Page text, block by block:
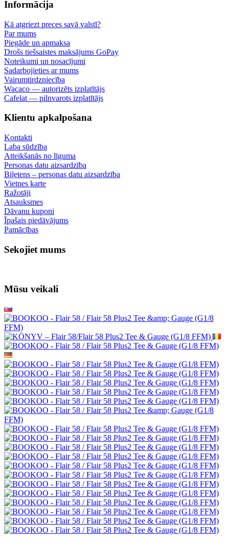
Informācija
Kā atgriezt preces savā valstī?
Par mums
Piegāde un apmaksa
Drošs tiešsaistes maksājums GoPay
Noteikumi un nosacījumi
Sadarbojieties ar mums
Vairumtirdzniecība
Wacaco — autorizēts izplatītājs
Cafelat — pilnvarots izplatītājs
Klientu apkalpošana
Kontakti
Laba sūdzība
Atteikšanās no līguma
Personas datu aizsardzība
Biļetens – personas datu aizsardzība
Vietnes karte
Ražotāji
Atsauksmes
Dāvanu kuponi
Īpašais piedāvājums
Pamācības
Sekojiet mums
Mūsu veikali